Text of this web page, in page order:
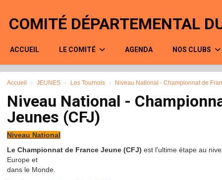
COMITÉ DÉPARTEMENTAL
ACCUEIL LE COMITÉ AGENDA NOS CLUBS
Accueil JEUNES Les Tournois Niveau National - Championnat de
Niveau National -
Jeunes (CFJ)
Niveau National
Le Championnat de France Jeune (CFJ) est l'ultime étape au
Europe et
dans le Monde.